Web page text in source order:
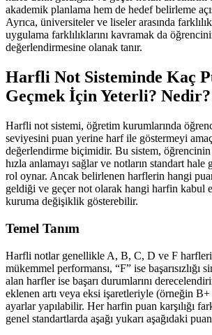
akademik planlama hem de hedef belirleme
Ayrıca, üniversiteler ve liseler arasında
uygulama farklılıklarını kavramak da
değerlendirmesine olanak tanır.
Harfli Not Sisteminde Kaç
Geçmek İçin Yeterli? Nedir?
Harfli not sistemi, öğretim kurumlarında
seviyesini puan yerine harf ile göstermeyi
değerlendirme biçimidir. Bu sistem, öğrencinin
hızla anlamayı sağlar ve notların standart
rol oynar. Ancak belirlenen harflerin hangi
geldiği ve geçer not olarak hangi harfin kabul
kuruma değişiklik gösterebilir.
Temel Tanım
Harfli notlar genellikle A, B, C, D ve F
mükemmel performansı, “F” ise başarısızlığı
alan harfler ise başarı durumlarını
eklenen artı veya eksi işaretleriyle (örneğin
ayarlar yapılabilir. Her harfin puan karşılığı
genel standartlarda aşağı yukarı aşağıdaki